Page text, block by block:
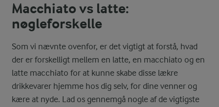
Macchiato vs latte:
nøgleforskelle
Som vi nævnte ovenfor, er det vigtigt at forstå, hvad
der er forskelligt mellem en latte, en macchiato og en
latte macchiato for at kunne skabe disse lækre
drikkevarer hjemme hos dig selv, for dine venner og
kære at nyde. Lad os gennemgå nogle af de vigtigste